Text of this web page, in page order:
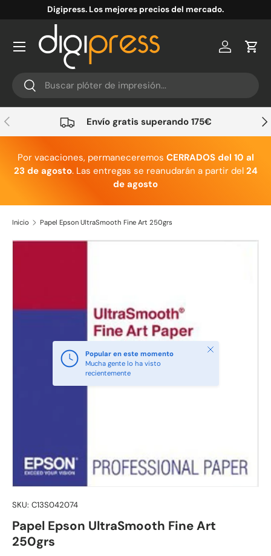
Ir al contenido
Digipress. Los mejores precios del mercado.
Buscar
Buscar
Cuenta
Anterior Envío gratis superando 175€
Por vacaciones, permaneceremos CERRADOS del 10 al
23 de agosto. Las entregas se reanudarán a partir del 24
de agosto
Inicio Papel Epson UltraSmooth Fine Art 250grs
Popular en este momento
Mucha gente lo ha visto
recientemente
Cerrar
SKU: C13S042074
Papel Epson UltraSmooth Fine Art
250grs